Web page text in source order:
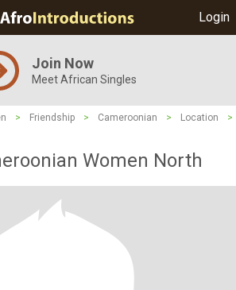
Login
Join Now
Meet African Singles
> Friendship > Cameroonian > Location
>
Women North